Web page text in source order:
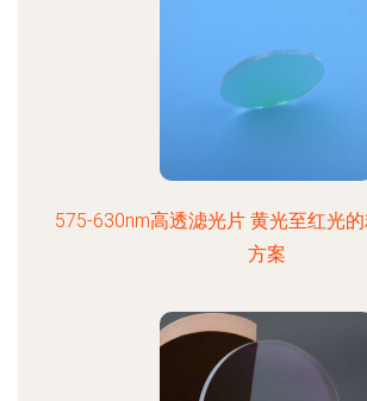
575-630nm高透滤光片 黄光至红光
方案